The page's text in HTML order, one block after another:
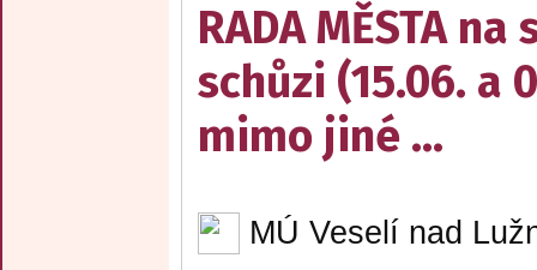
RADA MĚSTA na
schůzi (15.06. a
mimo jiné ...
MÚ Veselí nad